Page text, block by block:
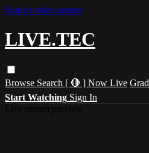
Skip to main content
LIVE.TEC
Browse Search [ 🔴 ] Now Live
Start Watching Sign In